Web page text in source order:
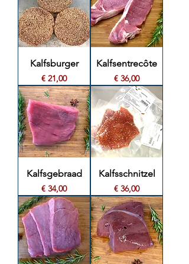
Kalfsburger
Prijs
€ 21,00
Kalfsentrecôte
Prijs
€ 36,00
Kalfsgebraad
Prijs
€ 34,00
Kalfsschnitzel
Prijs
€ 36,00